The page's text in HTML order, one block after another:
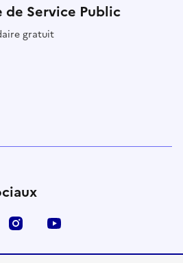
Service Public
gratuit
LinkedIn Instagram